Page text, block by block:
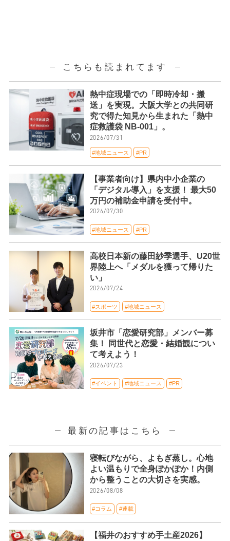
こちらも読まれてます
熱中症現場での「即時冷却・搬
送」を実現。大阪大学との共同研
究で得た知見から生まれた「熱中
症救護袋 NB-001」。
2026/07/31
#地域ニュース #PR
【事業者向け】県内中小企業の
「デジタル導入」を支援！ 最大50
万円の補助金申請を受付中。
2026/07/30
#地域ニュース #PR
高校日本新の藤田紗季選手、U20世
界陸上へ「メダルを獲って帰りた
い」
2026/07/24
#スポーツ #地域ニュース
坂井市「恋愛研究部」メンバー募
集！ 同世代と恋愛・結婚観につい
て考えよう！
2026/07/23
#イベント #地域ニュース #PR
最新の記事はこちら
寝転びながら、よもぎ蒸し。心地
よい温もりで全身ぽかぽか！内側
から整うことの大切さを実感。
2026/08/08
#コラム #連載
【福井のおすすめ手土産2026】